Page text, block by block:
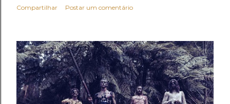
Compartilhar Postar um comentário